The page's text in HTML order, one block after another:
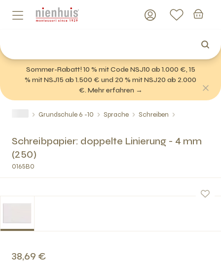
Sommer-Rabatt! 10 % mit Code NSJ10 ab 1.000 €, 15
% mit NSJ15 ab 1.500 € und 20 % mit NSJ20 ab 2.000
€. Mehr erfahren →
Grundschule 6 -10 Sprache Schreiben
Schreibpapier: doppelte Linierung - 4 mm
(250)
0165B0
38,69 €